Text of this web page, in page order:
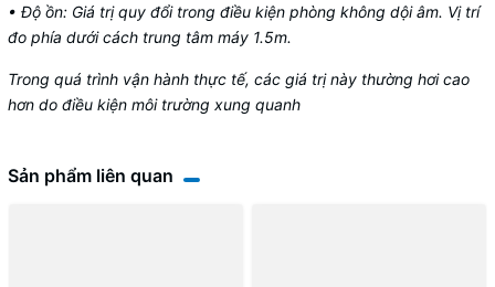
• Độ ồn: Giá trị quy đổi trong điều kiện phòng không dội âm. Vị trí
đo phía dưới cách trung tâm máy 1.5m.
Trong quá trình vận hành thực tế, các giá trị này thường hơi cao
hơn do điều kiện môi trường xung quanh
Sản phẩm liên quan